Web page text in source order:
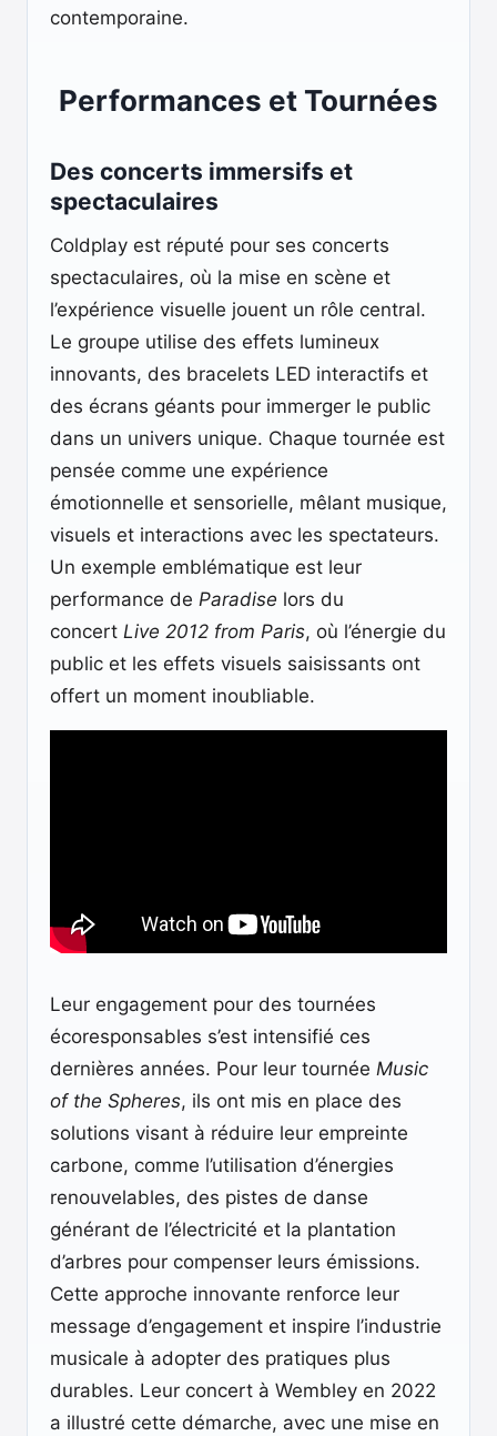
contemporaine.
Performances et Tournées
Des concerts immersifs et
spectaculaires
Coldplay est réputé pour ses concerts
spectaculaires, où la mise en scène et
l’expérience visuelle jouent un rôle central.
Le groupe utilise des effets lumineux
innovants, des bracelets LED interactifs et
des écrans géants pour immerger le public
dans un univers unique. Chaque tournée est
pensée comme une expérience
émotionnelle et sensorielle, mêlant musique,
visuels et interactions avec les spectateurs.
Un exemple emblématique est leur
performance de Paradise lors du
concert Live 2012 from Paris, où l’énergie du
public et les effets visuels saisissants ont
offert un moment inoubliable.
Leur engagement pour des tournées
écoresponsables s’est intensifié ces
dernières années. Pour leur tournée Music
of the Spheres, ils ont mis en place des
solutions visant à réduire leur empreinte
carbone, comme l’utilisation d’énergies
renouvelables, des pistes de danse
générant de l’électricité et la plantation
d’arbres pour compenser leurs émissions.
Cette approche innovante renforce leur
message d’engagement et inspire l’industrie
musicale à adopter des pratiques plus
durables. Leur concert à Wembley en 2022
a illustré cette démarche, avec une mise en